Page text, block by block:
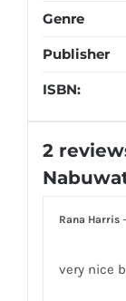
Genre
Publisher
ISBN:
2
Rana Harris–
very nice